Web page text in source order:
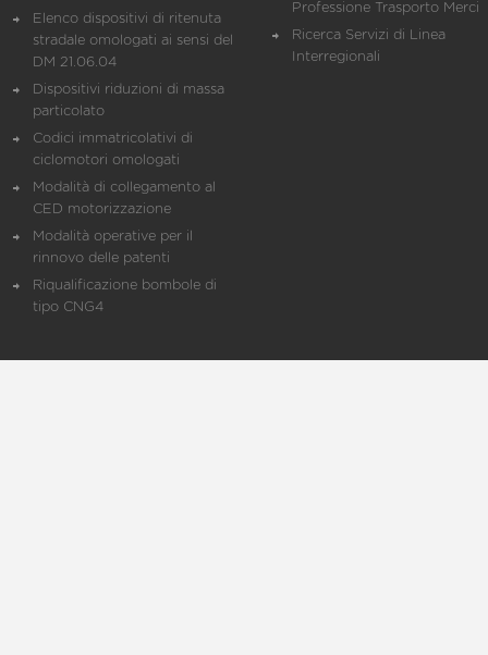
Elenco dispositivi di ritenuta
stradale omologati ai sensi del
DM 21.06.04
Dispositivi riduzioni di massa
particolato
Codici immatricolativi di
ciclomotori omologati
Modalità di collegamento al
CED motorizzazione
Modalità operative per il
rinnovo delle patenti
Riqualificazione bombole di
tipo CNG4
Professione Trasporto Merci
Ricerca Servizi di Linea
Interregionali